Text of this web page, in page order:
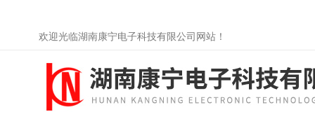
欢迎光临湖南康宁电子科技有限公司网站！